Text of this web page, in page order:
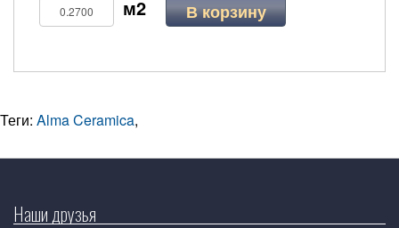
В корзину
Теги: Alma Ceramica,
Наши друзья